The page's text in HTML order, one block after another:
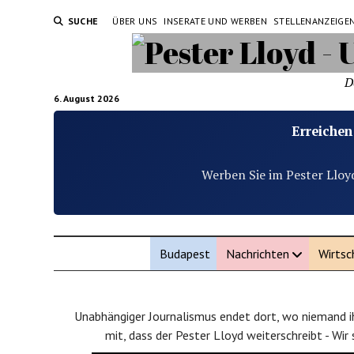
SUCHE ÜBER UNS INSERATE UND WERBEN
6. August 2026
Werben Sie im Pester
Budapest Nachrichten
Unabhängiger Journalismus endet dort, wo niemand
mit, dass der Pester Lloyd weiterschreibt - Wir